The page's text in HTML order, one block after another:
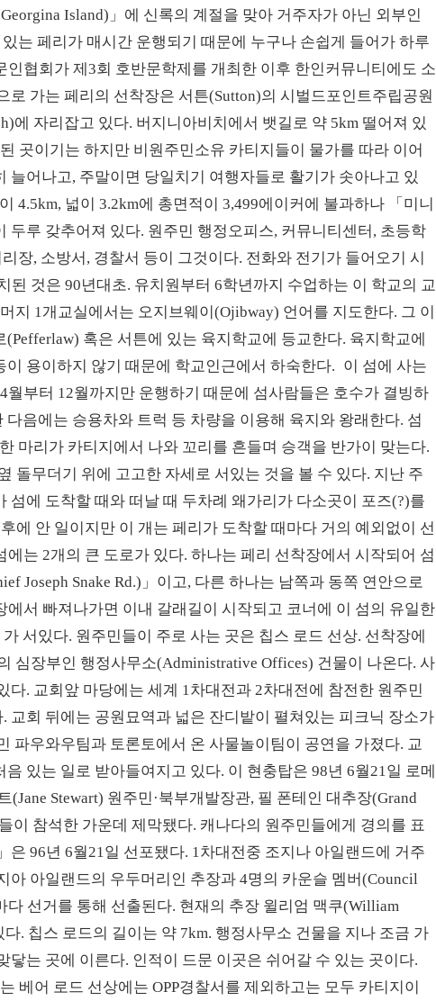
Island)」에 신록의 계절을 맞아 거주자가 아닌 외부인
는 페리가 매시간 운행되기 때문에 누구나 손쉽게 들어가 하루
협회가 제3회 호반문학제를 개최한 이후 한인커뮤니티에도 소
로 가는 페리의 선착장은 서튼(Sutton)의 시벌드포인트주립공원
에 자리잡고 있다. 버지니아비치에서 뱃길로 약 5km 떨어져 있
곳이기는 하지만 비원주민소유 카티지들이 물가를 따라 이어
늘어나고, 주말이면 당일치기 여행자들로 활기가 솟아나고 있
4.5km, 넓이 3.2km에 총면적이 3,499에이커에 불과하나 「미니
두루 갖추어져 있다. 원주민 행정오피스, 커뮤니티센터, 초등학
장, 소방서, 경찰서 등이 그것이다. 전화와 전기가 들어오기 시
된 것은 90년대초. 유치원부터 6학년까지 수업하는 이 학교의 교
지 1개교실에서는 오지브웨이(Ojibway) 언어를 지도한다. 그 이
혹은 서튼에 있는 육지학교에 등교한다. 육지학교에
용이하지 않기 때문에 학교인근에서 하숙한다. 이 섬에 사는
월부터 12월까지만 운행하기 때문에 섬사람들은 호수가 결빙하
음에는 승용차와 트럭 등 차량을 이용해 육지와 왕래한다. 섬
마리가 카티지에서 나와 꼬리를 흔들며 승객을 반가이 맞는다.
돌무더기 위에 고고한 자세로 서있는 것을 볼 수 있다. 지난 주
섬에 도착할 때와 떠날 때 두차례 왜가리가 다소곳이 포즈(?)를
에 안 일이지만 이 개는 페리가 도착할 때마다 거의 예외없이 선
는 2개의 큰 도로가 있다. 하나는 페리 선착장에서 시작되어 섬
Joseph Snake Rd.)」이고, 다른 하나는 남쪽과 동쪽 연안으로
에서 빠져나가면 이내 갈래길이 시작되고 코너에 이 섬의 유일한
서있다. 원주민들이 주로 사는 곳은 칩스 로드 선상. 선착장에
심장부인 행정사무소(Administrative Offices) 건물이 나온다. 사
. 교회앞 마당에는 세계 1차대전과 2차대전에 참전한 원주민
교회 뒤에는 공원묘역과 넓은 잔디밭이 펼쳐있는 피크닉 장소가
파우와우팀과 토론토에서 온 사물놀이팀이 공연을 가졌다. 교
있는 일로 받아들여지고 있다. 이 현충탑은 98년 6월21일 로메
(Jane Stewart) 원주민·북부개발장관, 필 폰테인 대추장(Grand
이 참석한 가운데 제막됐다. 캐나다의 원주민들에게 경의를 표
96년 6월21일 선포됐다. 1차대전중 조지나 아일랜드에 거주
아 아일랜드의 우두머리인 추장과 4명의 카운슬 멤버(Council
다 선거를 통해 선출된다. 현재의 추장 윌리엄 맥쿠(William
. 칩스 로드의 길이는 약 7km. 행정사무소 건물을 지나 조금 가
닿는 곳에 이른다. 인적이 드문 이곳은 쉬어갈 수 있는 곳이다.
베어 로드 선상에는 OPP경찰서를 제외하고는 모두 카티지이